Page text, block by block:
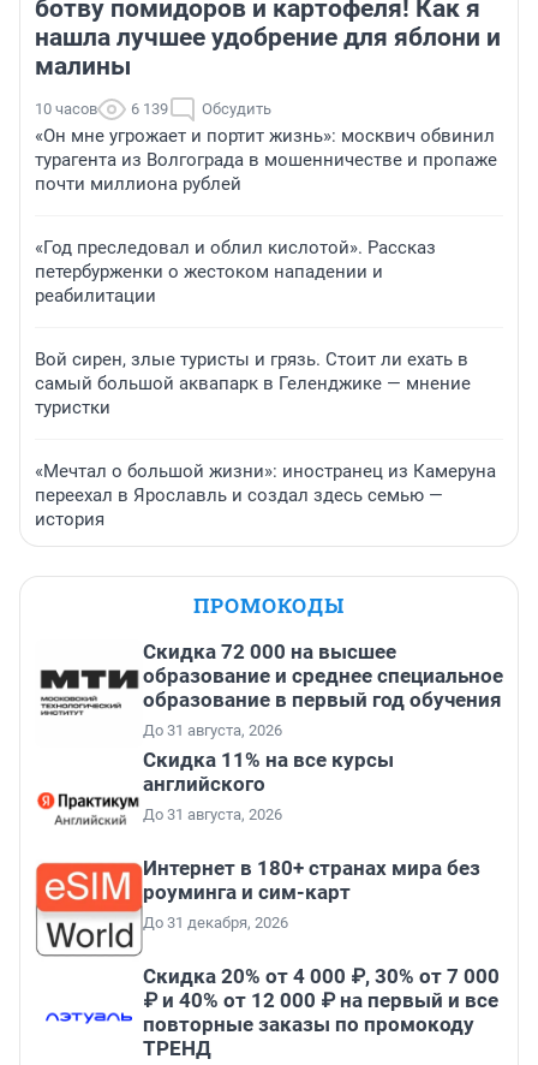
ботву помидоров и картофеля! Как я
нашла лучшее удобрение для яблони и
малины
10 часов 6 139 Обсудить
«Он мне угрожает и портит жизнь»: москвич обвинил
турагента из Волгограда в мошенничестве и пропаже
почти миллиона рублей
«Год преследовал и облил кислотой». Рассказ
петербурженки о жестоком нападении и
реабилитации
Вой сирен, злые туристы и грязь. Стоит ли ехать в
самый большой аквапарк в Геленджике — мнение
туристки
«Мечтал о большой жизни»: иностранец из Камеруна
переехал в Ярославль и создал здесь семью —
история
ПРОМОКОДЫ
Скидка 72 000 на высшее
образование и среднее специальное
образование в первый год обучения
До 31 августа, 2026
Скидка 11% на все курсы
английского
До 31 августа, 2026
Интернет в 180+ странах мира без
роуминга и сим-карт
До 31 декабря, 2026
Скидка 20% от 4 000 ₽, 30% от 7 000
₽ и 40% от 12 000 ₽ на первый и все
повторные заказы по промокоду
ТРЕНД